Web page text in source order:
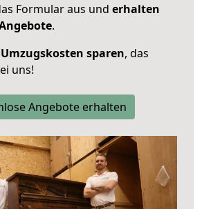
Formular aus und erhalten
.
Umzugskosten sparen, das
uns!
Angebote erhalten